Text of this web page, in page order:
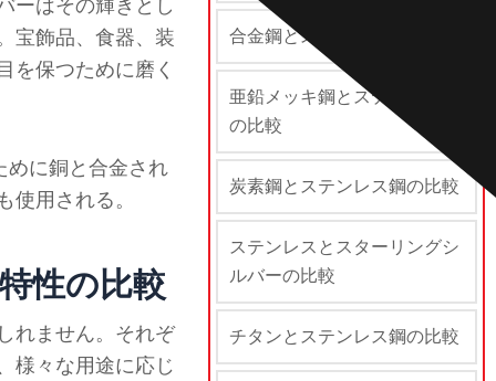
宝飾品、食器、装
を保つために磨く
めに銅と合金され
用される。
性の比較
れません。それぞ
様々な用途に応じ
合金鋼とステンレス鋼の比較
亜鉛メッキ鋼とステンレス鋼
の比較
炭素鋼とステンレス鋼の比較
ステンレスとスターリングシ
ルバーの比較
チタンとステンレス鋼の比較